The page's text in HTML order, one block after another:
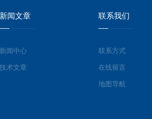
新闻文章
新闻中心
技术文章
联系我们
联系方式
在线留言
地图导航